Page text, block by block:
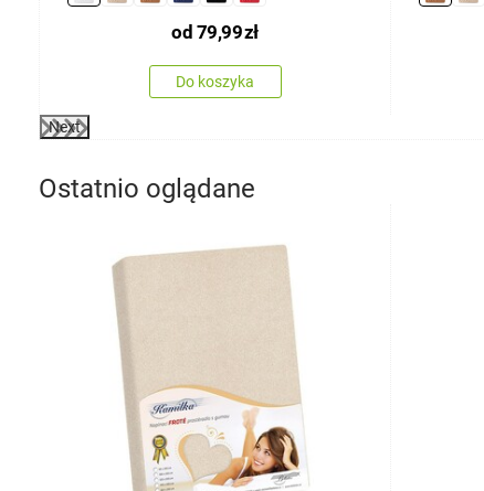
od 79,99zł
Do koszyka
Next
Ostatnio oglądane